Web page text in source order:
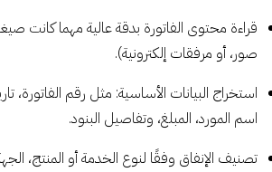
صور، أو مرفقات إلكترونية).
استخراج البيانات الأساسية: مثل رقم الفاتورة،
اسم المورد، المبلغ، وتفاصيل البنود.
تصنيف الإنفاق وفقًا لنوع الخدمة أو المنتج،